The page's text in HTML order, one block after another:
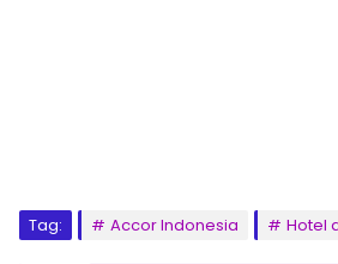
Tag: Accor Indonesia Hotel